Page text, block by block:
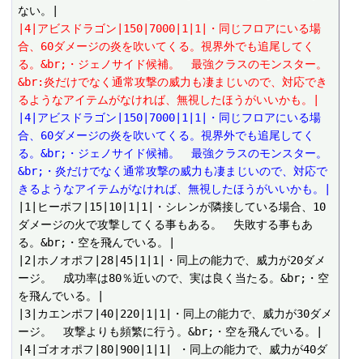
|4|アビスドラゴン|150|7000|1|1|・同じフロアにいる場
合、60ダメージの炎を吹いてくる。視界外でも追尾してく
る。&br;・ジェノサイド候補。　最強クラスのモンスター。
&br:炎だけでなく通常攻撃の威力も凄まじいので、対応でき
るようなアイテムがなければ、無視したほうがいいかも。|
|4|アビスドラゴン|150|7000|1|1|・同じフロアにいる場
合、60ダメージの炎を吹いてくる。視界外でも追尾してく
る。&br;・ジェノサイド候補。　最強クラスのモンスター。
&br;・炎だけでなく通常攻撃の威力も凄まじいので、対応で
きるようなアイテムがなければ、無視したほうがいいかも。|
|1|ヒーポフ|15|10|1|1|・シレンが隣接している場合、10
ダメージの火で攻撃してくる事もある。　失敗する事もあ
る。&br;・空を飛んでいる。|
|2|ホノオポフ|28|45|1|1|・同上の能力で、威力が20ダメ
ージ。　成功率は80％近いので、実は良く当たる。&br;・空
を飛んでいる。|
|3|カエンポフ|40|220|1|1|・同上の能力で、威力が30ダメ
ージ。　攻撃よりも頻繁に行う。&br;・空を飛んでいる。|
|4|ゴオオポフ|80|900|1|1| ・同上の能力で、威力が40ダ